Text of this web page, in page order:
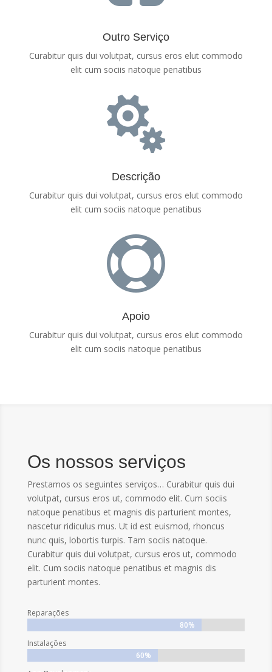
Outro Serviço
Curabitur quis dui volutpat, cursus eros elut commodo
elit cum sociis natoque penatibus

Descrição
Curabitur quis dui volutpat, cursus eros elut commodo
elit cum sociis natoque penatibus

Apoio
Curabitur quis dui volutpat, cursus eros elut commodo
elit cum sociis natoque penatibus
Os nossos serviços
Prestamos os seguintes serviços… Curabitur quis dui
volutpat, cursus eros ut, commodo elit. Cum sociis
natoque penatibus et magnis dis parturient montes,
nascetur ridiculus mus. Ut id est euismod, rhoncus
nunc quis, lobortis turpis. Tam sociis natoque.
Curabitur quis dui volutpat, cursus eros ut, commodo
elit. Cum sociis natoque penatibus et magnis dis
parturient montes.
Reparações
80%
80%
Instalações
60%
60%